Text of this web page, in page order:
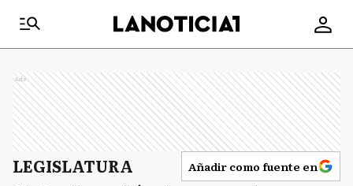
Ads
LEGISLATURA Añadir como fuente en